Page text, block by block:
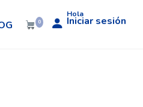
0
Hola
Iniciar sesión